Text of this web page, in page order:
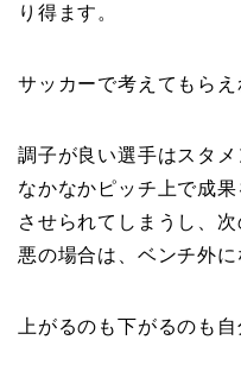
り得ます。
サッカーで考えてもらえ
調子が良い選手はスタ
なかなかピッチ上で成
させられてしまうし、
悪の場合は、ベンチ外
上がるのも下がるのも